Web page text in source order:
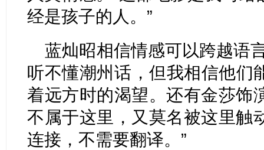
经是孩子的人。”
蓝灿昭相信情感可以跨越语
听不懂潮州话，但我相信他
着远方时的渴望。还有金莎饰
不属于这里，又莫名被这里触
连接，不需要翻译。”